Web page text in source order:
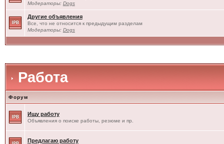
Модераторы: Dogs
Другие объявления
Все, что не относится к предыдущим разделам
Модераторы: Dogs
Работа
Форум
Ищу работу
Объявления о поиске работы, резюме и пр.
Предлагаю работу